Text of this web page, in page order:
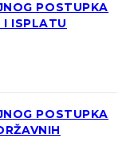
POSTUPKA
I ISPLATU
POSTUPKA